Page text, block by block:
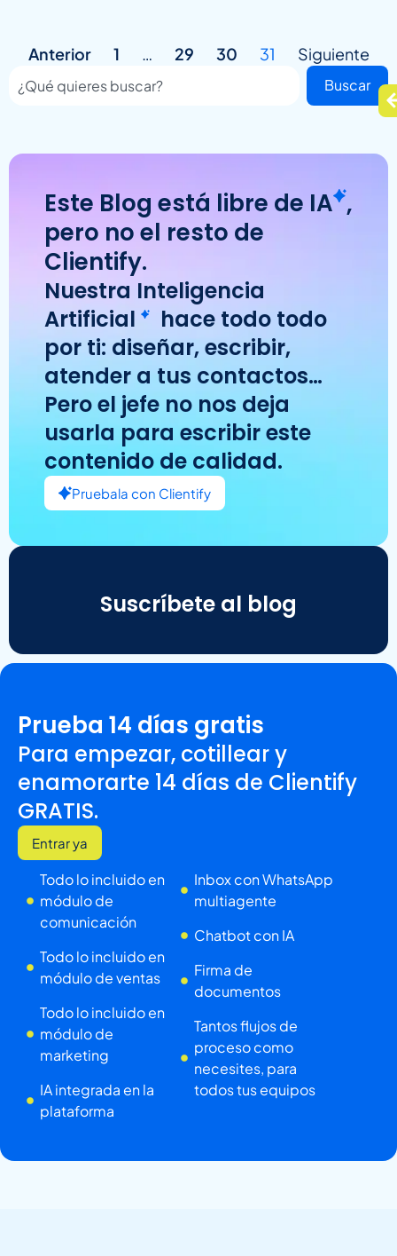
Anterior 1 29 30 31 Siguiente
Buscar
Este Blog está libre de IA ,
pero no el resto de
Clientify.
Nuestra Inteligencia
Artificial
hace todo todo
por ti: diseñar, escribir,
atender a tus contactos…
Pero el jefe no nos deja
usarla para escribir este
contenido de calidad.
Pruebala con Clientify
Suscríbete al blog
Prueba 14 días gratis
Para empezar, cotillear y
enamorarte 14 días de Clientify
GRATIS.
Entrar ya
Todo lo incluido en
módulo de
comunicación
Todo lo incluido en
módulo de ventas
Todo lo incluido en
módulo de
marketing
IA integrada en la
plataforma
Inbox con WhatsApp
multiagente
Chatbot con IA
Firma de
documentos
Tantos flujos de
proceso como
necesites, para
todos tus equipos